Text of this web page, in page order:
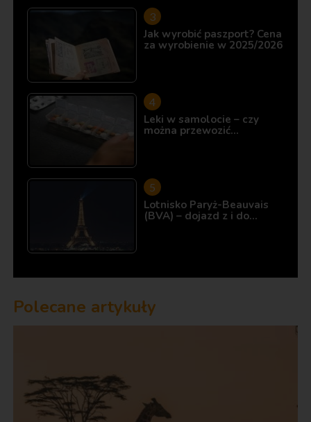
Jak wyrobić paszport? Cena
za wyrobienie w 2025/2026
Leki w samolocie – czy
można przewozić…
Lotnisko Paryż-Beauvais
(BVA) – dojazd z i do…
Polecane artykuły